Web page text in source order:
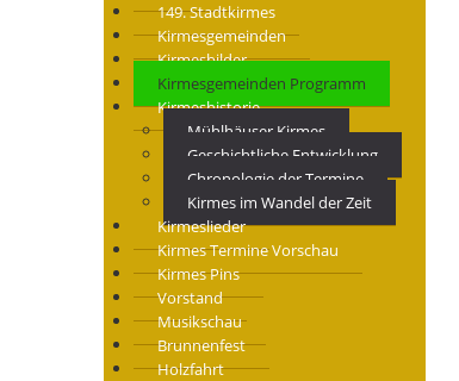
149. Stadtkirmes
Kirmesgemeinden
Kirmesbilder
Kirmesgemeinden Programm
Kirmeshistorie
Mühlhäuser Kirmes
Geschichtliche Entwicklung
Chronologie der Termine
Kirmes im Wandel der Zeit
Kirmeslieder
Kirmes Termine Vorschau
Kirmes Pins
Vorstand
Musikschau
Brunnenfest
Holzfahrt